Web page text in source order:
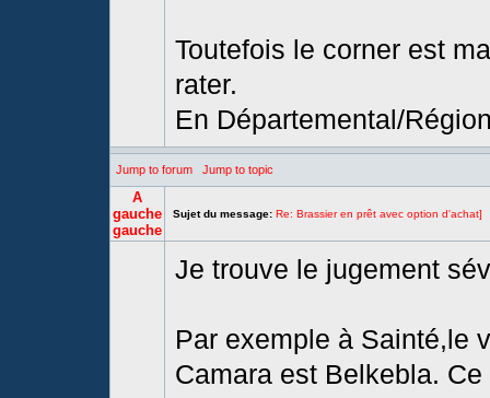
Toutefois le corner est
rater.
En Départemental/
Jump to forum Jump to topic
A
gauche
gauche
Sujet du message: Re: Brassier en prêt avec option d'achat]
Je trouve le jugement
Par exemple à Sainté,le
Camara est Belkebla.